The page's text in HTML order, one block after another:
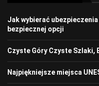
Jak wybierać
bezpiecznej opcji
Czyste Góry Czyste Szlaki,
Najpiękniejsze miejsca